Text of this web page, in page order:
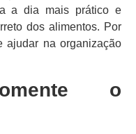
a dia mais prático e
dos alimentos. Por
ajudar na organização
o